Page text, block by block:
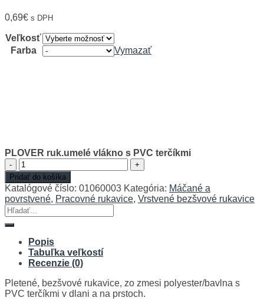
0,69€ s DPH
Veľkosť
Farba
Vymazať
PLOVER ruk.umelé vlákno s PVC terčíkmi
množstvo
PLOVER
ruk.umelé
vlákno
s
PVC
Pridať do košíka
Katalógové číslo: 01060003 Kategória: Máčané a
povrstvené, Pracovné rukavice, Vrstvené bezšvové rukavice
Hľadať:
Popis
Tabuľka veľkostí
Recenzie (0)
Pletené, bezšvové rukavice, zo zmesi polyester/bavlna s
PVC terčíkmi v dlani a na prstoch.